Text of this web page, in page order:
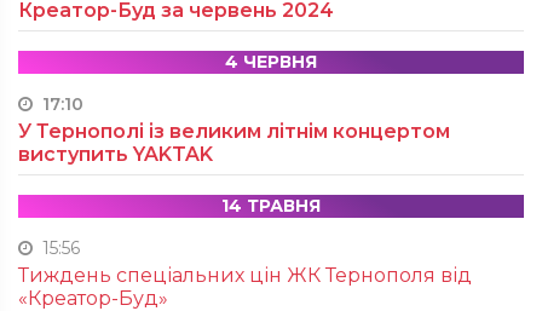
Креатор-Буд за червень 2024
4 ЧЕРВНЯ
17:10
У Тернополі із великим літнім концертом
виступить YAKTAK
14 ТРАВНЯ
15:56
Тиждень спеціальних цін ЖК Тернополя від
«Креатор-Буд»